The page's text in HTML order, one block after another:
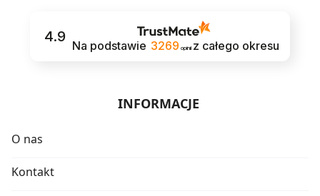
4.9
Na podstawie 3269 opinii z całego okresu
INFORMACJE
O nas
Kontakt